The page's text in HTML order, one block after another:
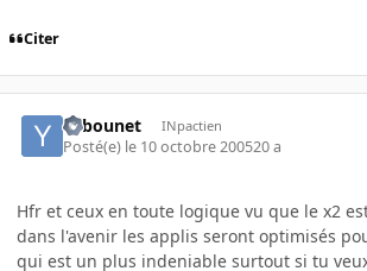
Citer
Yebounet INpactien
Posté(e) le 10 octobre 200520 a
Hfr et ceux en toute logique vu que le x2
dans l'avenir les applis seront optimisés
qui est un plus indeniable surtout si tu